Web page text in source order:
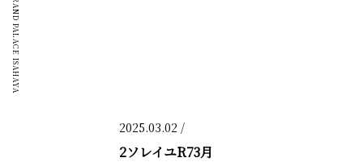
GRAND PALACE ISAHAYA
2025.03.02 /
2ソレイユR73月